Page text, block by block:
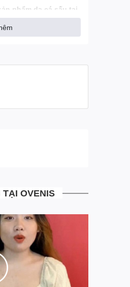
phẩm da cá sấu tại
khác?
chụp thật trên tay
phẩm có Chất Lượng
dụng công nghệ trả
3 kỳ thanh toán
khác hoàn toàn với
ty tài chính hiện tại.
duyệt điện tử 5S có
cấp chính hãng.
OVENIS